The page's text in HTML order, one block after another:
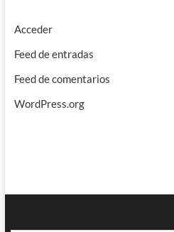
Acceder
Feed de entradas
Feed de comentarios
WordPress.org